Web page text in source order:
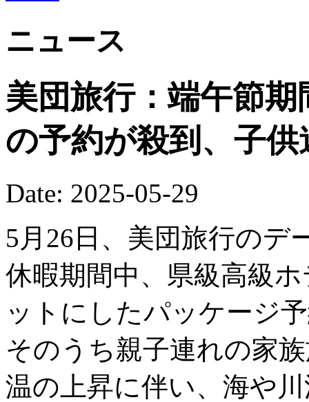
ニュース
美団旅行：端午節
の予約が殺到、子
Date: 2025-05-29
5月26日、美団旅行のデ
休暇期間中、県級高級
ットにしたパッケージ
そのうち親子連れの家
温の上昇に伴い、海や